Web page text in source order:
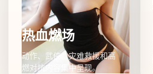
热血燃场
动作、武侠、灾难救援和高
燃对抗内容集中呈现。